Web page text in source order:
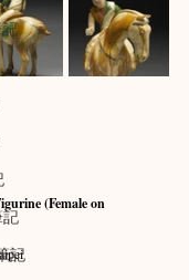
記
記
(Female on